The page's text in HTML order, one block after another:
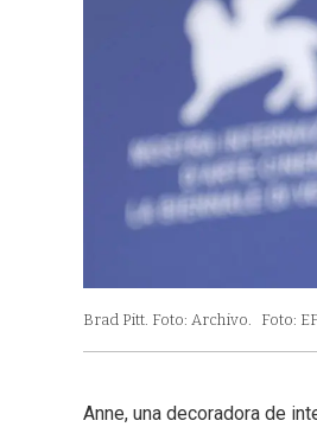
Brad Pitt. Foto: Archivo. Foto:
Anne, una decoradora de